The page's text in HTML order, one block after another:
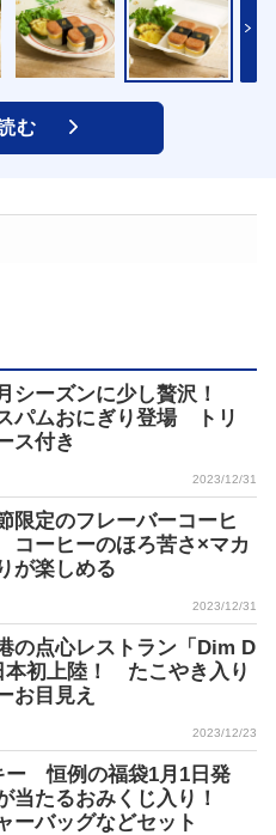
む
シーズンに少し贅沢！
パムおにぎり登場 トリ
ス付き
2023/12/31
限定のフレーバーコーヒ
ーヒーのほろ苦さ×マカ
が楽しめる
2023/12/31
の点心レストラン「Dim D
本初上陸！ たこやき入り
お目見え
2023/12/23
ー 恒例の福袋1月1日発
当たるおみくじ入り！
ーバッグなどセット